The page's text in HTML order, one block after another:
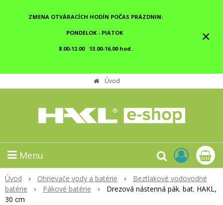
ZMENA OTVÁRACÍCH HODÍN POČAS PRÁZDNIN:
PONDELOK - PIATOK
8.00-12.00 13.00-16.00 hod.
×
Úvod
Menu
Úvod Ohrievače vody a batérie
Beztlakové vodovodné
batérie
Pákové batérie
Drezová nástenná pák. bat. HAKL,
30 cm